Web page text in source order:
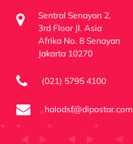
Sentral Senayan 2,
3rd Floor Jl. Asia
Afrika No. 8 Senayan
Jakarta 10270
(021) 5795 4100
halodsf@dipostar.com